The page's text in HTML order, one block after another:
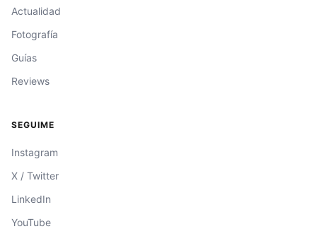
Actualidad
Fotografía
Guías
Reviews
SEGUIME
Instagram
X / Twitter
LinkedIn
YouTube